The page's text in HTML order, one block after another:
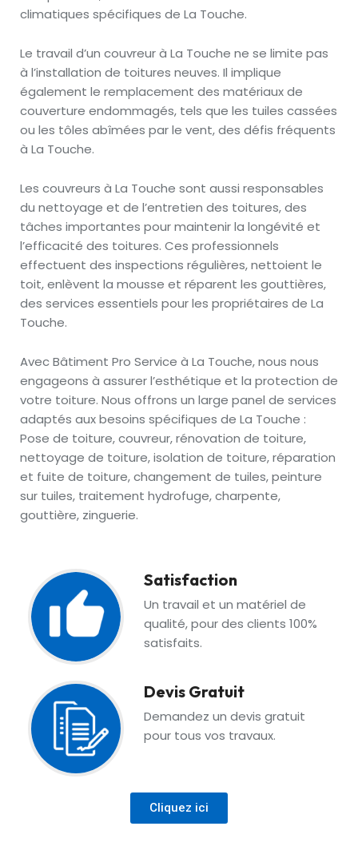
climatiques spécifiques de La Touche.
Le travail d’un couvreur à La Touche ne se limite pas
à l’installation de toitures neuves. Il implique
également le remplacement des matériaux de
couverture endommagés, tels que les tuiles cassées
ou les tôles abîmées par le vent, des défis fréquents
à La Touche.
Les couvreurs à La Touche sont aussi responsables
du nettoyage et de l’entretien des toitures, des
tâches importantes pour maintenir la longévité et
l’efficacité des toitures. Ces professionnels
effectuent des inspections régulières, nettoient le
toit, enlèvent la mousse et réparent les gouttières,
des services essentiels pour les propriétaires de La
Touche.
Avec Bâtiment Pro Service à La Touche, nous nous
engageons à assurer l’esthétique et la protection de
votre toiture. Nous offrons un large panel de services
adaptés aux besoins spécifiques de La Touche :
Pose de toiture, couvreur, rénovation de toiture,
nettoyage de toiture, isolation de toiture, réparation
et fuite de toiture, changement de tuiles, peinture
sur tuiles, traitement hydrofuge, charpente,
gouttière, zinguerie.
Satisfaction
Un travail et un matériel de
qualité, pour des clients 100%
satisfaits.
Devis Gratuit
Demandez un devis gratuit
pour tous vos travaux.
Cliquez ici